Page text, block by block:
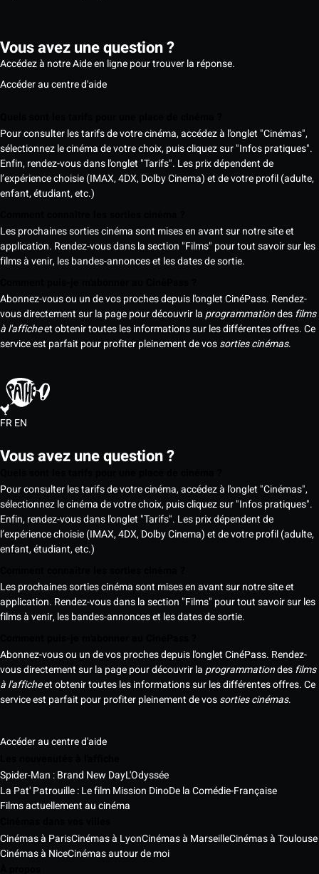
Vous avez une question ?
Accédez à notre Aide en ligne pour trouver la réponse.
Accéder au centre d'aide
Pour consulter les tarifs de votre cinéma, accédez à l'onglet "Cinémas",
sélectionnez le cinéma de votre choix, puis cliquez sur "Infos pratiques".
Enfin, rendez-vous dans l'onglet "Tarifs". Les prix dépendent de
l’expérience choisie (IMAX, 4DX, Dolby Cinema) et de votre profil (adulte,
enfant, étudiant, etc.)
Les prochaines sorties cinéma sont mises en avant sur notre site et
application. Rendez-vous dans la section "Films" pour tout savoir sur les
films à venir, les bandes-annonces et les dates de sortie.
Abonnez-vous ou un de vos proches depuis l'onglet CinéPass. Rendez-
vous directement sur la page pour découvrir laprogrammationdesfilms
à l'afficheet obtenir toutes les informations sur les différentes offres. Ce
service est parfait pour profiter pleinement de vossorties cinémas.
FREN
Vous avez une question ?
Pour consulter les tarifs de votre cinéma, accédez à l'onglet "Cinémas",
sélectionnez le cinéma de votre choix, puis cliquez sur "Infos pratiques".
Enfin, rendez-vous dans l'onglet "Tarifs". Les prix dépendent de
l’expérience choisie (IMAX, 4DX, Dolby Cinema) et de votre profil (adulte,
enfant, étudiant, etc.)
Les prochaines sorties cinéma sont mises en avant sur notre site et
application. Rendez-vous dans la section "Films" pour tout savoir sur les
films à venir, les bandes-annonces et les dates de sortie.
Abonnez-vous ou un de vos proches depuis l'onglet CinéPass. Rendez-
vous directement sur la page pour découvrir laprogrammationdesfilms
à l'afficheet obtenir toutes les informations sur les différentes offres. Ce
service est parfait pour profiter pleinement de vossorties cinémas.
Accéder au centre d'aide
Spider-Man : Brand New DayL'Odyssée
La Pat' Patrouille : Le film Mission DinoDe la Comédie-Française
Films actuellement au cinéma
Cinémas à ParisCinémas à LyonCinémas à MarseilleCinémas à Toulouse
Cinémas à NiceCinémas autour de moi